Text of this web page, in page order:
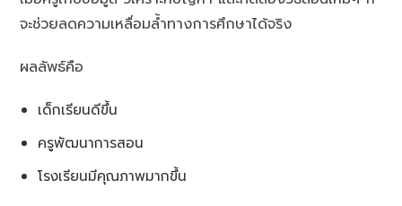
จะช่วยลดความเหลื่อมล้ำทางการศึกษาได้จริง
ผลลัพธ์คือ
เด็กเรียนดีขึ้น
ครูพัฒนาการสอน
โรงเรียนมีคุณภาพมากขึ้น